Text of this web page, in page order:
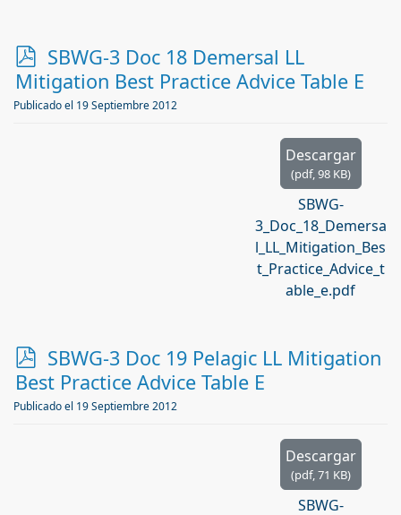
p
d
f
SBWG-3 Doc 18 Demersal LL
Mitigation Best Practice Advice Table E
Publicado el 19 Septiembre 2012
Descargar
(pdf,98 KB)
SBWG-
3_Doc_18_Demersa
l_LL_Mitigation_Bes
t_Practice_Advice_t
able_e.pdf
p
d
f
SBWG-3 Doc 19 Pelagic LL Mitigation
Best Practice Advice Table E
Publicado el 19 Septiembre 2012
Descargar
(pdf,71 KB)
SBWG-